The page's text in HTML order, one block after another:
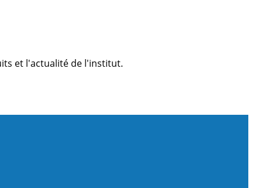
et l'actualité de l'institut.